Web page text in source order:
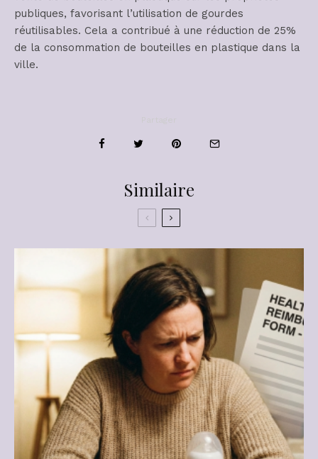
publiques, favorisant l’utilisation de gourdes
réutilisables. Cela a contribué à une réduction de 25%
de la consommation de bouteilles en plastique dans la
ville.
Similaire